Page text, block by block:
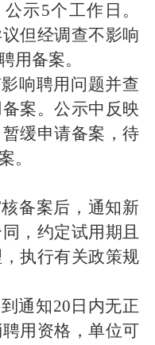
公示5个工作日。
但经调查不影响
用备案。
响聘用问题并查
案。公示中反映
缓申请备案，待
。
备案后，通知新
，约定试用期且
执行有关政策规
通知20 日内无正
用资格，单位可